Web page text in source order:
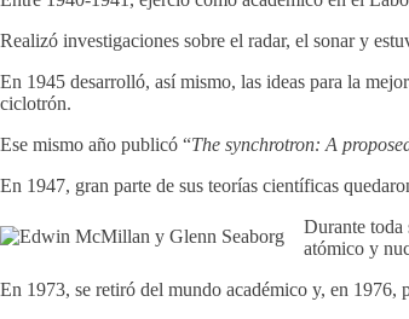
Realizó investigaciones sobre el radar, el sonar y
En 1945 desarrolló, así mismo, las ideas para la
ciclotrón.
Ese mismo año publicó “The synchrotron: A
En 1947, gran parte de sus teorías científicas
Durante toda
atómico y
En 1973, se retiró del mundo académico y, en